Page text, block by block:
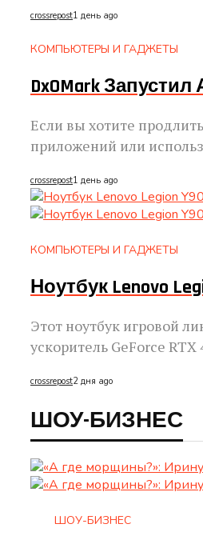
crossrepost1 день ago
КОМПЬЮТЕРЫ И ГАДЖЕТЫ
DxOMark
Если вы хотите
приложений или
crossrepost1 день ago
КОМПЬЮТЕРЫ И ГАДЖЕТЫ
Ноутбук Lenovo
Этот ноутбук игровой
ускоритель GeForce
crossrepost2 дня ago
ШОУ-БИЗНЕС
ШОУ-БИЗНЕС